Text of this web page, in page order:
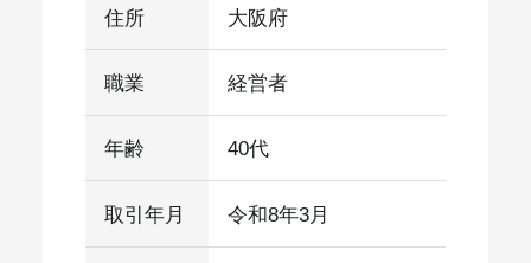
住所 大阪府
職業 経営者
年齢 40代
取引年月 令和8年3月